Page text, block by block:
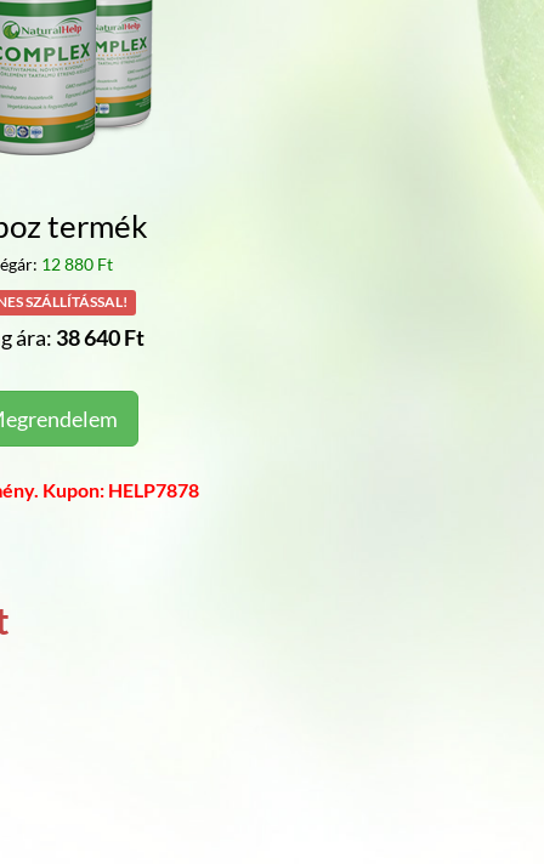
termék
12 880 Ft
SZÁLLÍTÁSSAL!
ára: 38 640 Ft
Kupon: HELP7878